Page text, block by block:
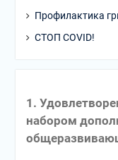
Профилактика
СТОП COVID!
1.
набором